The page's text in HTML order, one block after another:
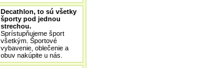
Decathlon, to sú všetky
športy pod jednou
strechou.
Sprístupňujeme šport
všetkým. Športové
vybavenie, oblečenie a
obuv nakúpite u nás.